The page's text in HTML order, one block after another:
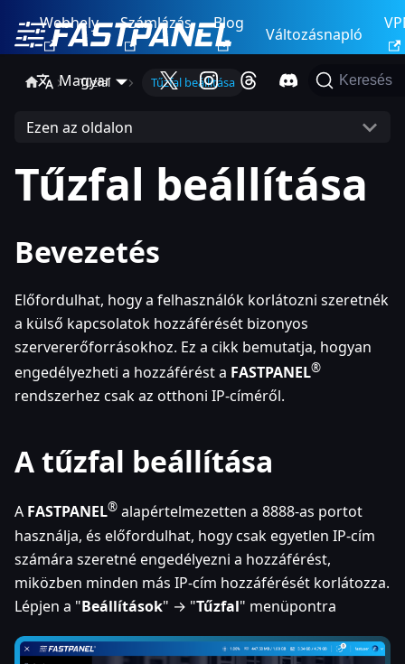
Webhely Számlázás Blog
Változásnapló
Magyar Keresés
Tűzfal Tűzfal beállítása
Ezen az oldalon
Tűzfal beállítása
Bevezetés
Előfordulhat, hogy a felhasználók korlátozni szeretnék
a külső kapcsolatok hozzáférését bizonyos
szervererőforrásokhoz. Ez a cikk bemutatja, hogyan
engedélyezheti a hozzáférést a FASTPANEL®
rendszerhez csak az otthoni IP-címéről.
A tűzfal beállítása
A FASTPANEL® alapértelmezetten a 8888-as portot
használja, és előfordulhat, hogy csak egyetlen IP-cím
számára szeretné engedélyezni a hozzáférést,
miközben minden más IP-cím hozzáférését korlátozza.
Lépjen a "Beállítások" → "Tűzfal" menüpontra